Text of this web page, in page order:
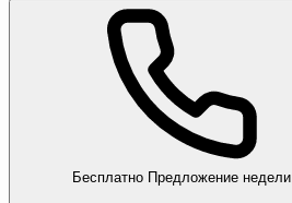
Бесплатно Предложение недели